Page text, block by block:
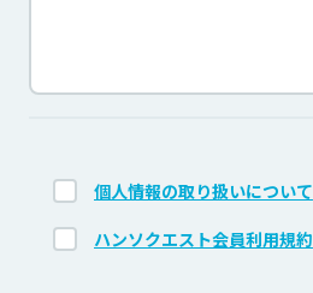
個人情報の取り扱いについて
ハンソクエスト会員利用規約